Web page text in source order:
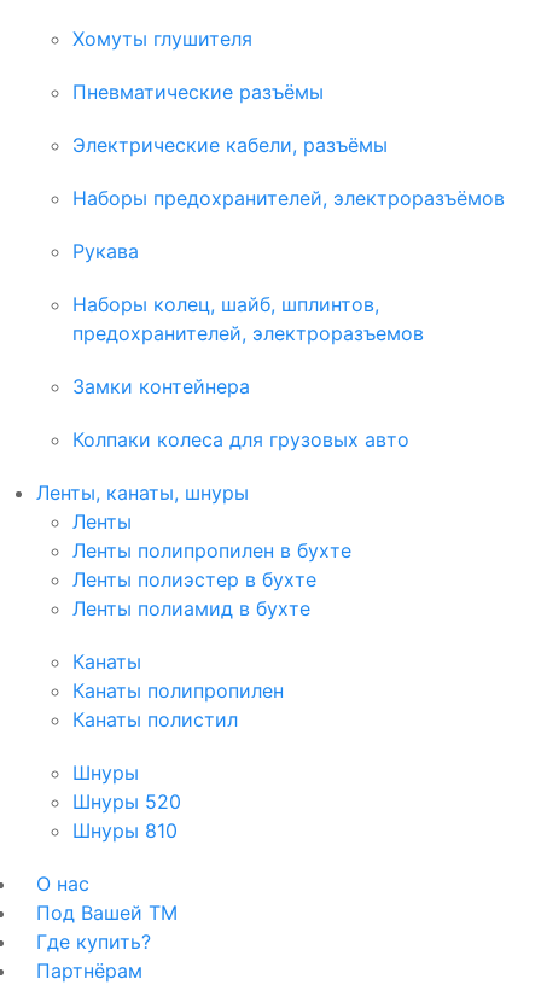
Хомуты глушителя
Пневматические разъёмы
Электрические кабели, разъёмы
Наборы предохранителей, электроразъёмов
Рукава
Наборы колец, шайб, шплинтов,
предохранителей, электроразъемов
Замки контейнера
Колпаки колеса для грузовых авто
Ленты, канаты, шнуры
Ленты
Ленты полипропилен в бухте
Ленты полиэстер в бухте
Ленты полиамид в бухте
Канаты
Канаты полипропилен
Канаты полистил
Шнуры
Шнуры 520
Шнуры 810
О нас
Под Вашей ТМ
Где купить?
Партнёрам